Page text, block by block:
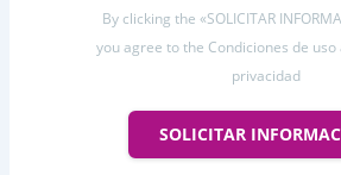
By clicking the «SOLICITAR
you agree to the Condiciones de uso
privacidad
SOLICITAR